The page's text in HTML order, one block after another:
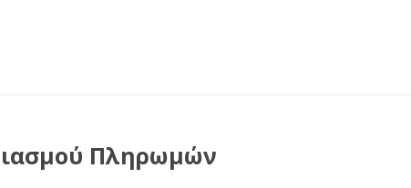
Πληρωμών